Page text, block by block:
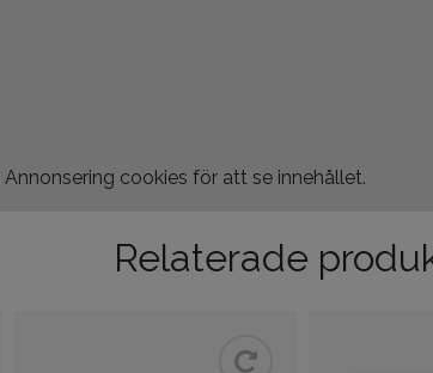
Annonsering cookies för att se innehållet.
Relaterade